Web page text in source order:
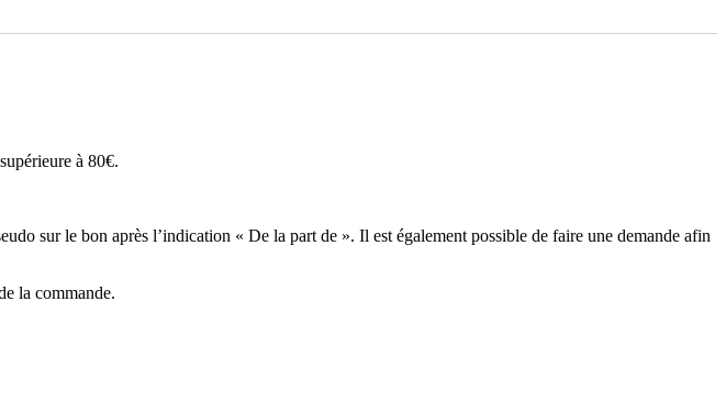
à 80€.
sur le bon après l’indication « De la part de ». Il est également possible de faire une demande afin
la commande.